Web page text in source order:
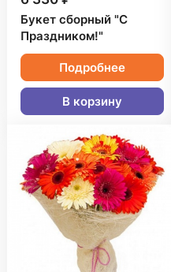
Букет сборный "С
Праздником!"
Подробнее
В корзину